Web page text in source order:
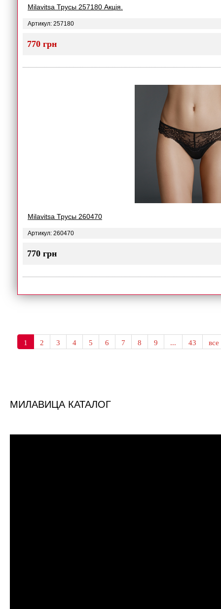
Milavitsa Трусы 257180 Акція.
Артикул: 257180
770 грн
Milavitsa Трусы 260470
Артикул: 260470
770 грн
1 2 3 4 5 6 7 8 9 ... 43 все
МИЛАВИЦА КАТАЛОГ